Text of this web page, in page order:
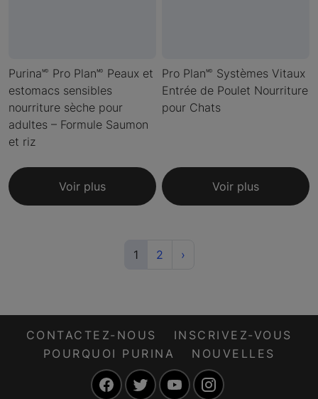
Purina🅫 Pro Plan🅫 Peaux et
estomacs sensibles
nourriture sèche pour
adultes – Formule Saumon
et riz
Voir plus
Pro Plan🅫 Systèmes Vitaux
Entrée de Poulet Nourriture
pour Chats
Voir plus
1(current)
2 ›Next
CONTACTEZ-NOUS
INSCRIVEZ-VOUS
POURQUOI PURINA
NOUVELLES
FacebookTwitter YouTube